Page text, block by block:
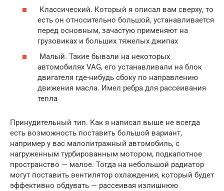
Классический. Который я описал вам сверху, то
есть он относительно большой, устанавливается
перед основным, зачастую применяют на
грузовиках и больших тяжелых джипах
Малый. Такие бывали на некоторых
автомобилях VAG, его устанавливали на блок
двигателя где-нибудь сбоку по направлению
движения масла. Имел ребра для рассеивания
тепла
Принудительный тип. Как я написал выше не всегда
есть возможность поставить большой вариант,
например у вас малолитражный автомобиль, с
нагруженным турбированным мотором, подкапотное
пространство — малое. Тогда на небольшой радиатор
могут поставить вентилятор охлаждения, который будет
эффективно обдувать — рассеивая излишнюю